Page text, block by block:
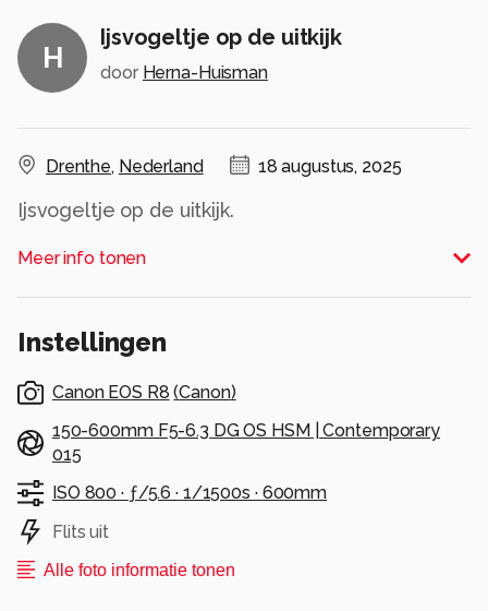
H
Ijsvogeltje op de uitkijk
door Herna-Huisman
Drenthe, Nederland 18 augustus, 2025
Ijsvogeltje op de uitkijk.
Alle rechten voorbehouden
Meer info tonen
Instellingen
Canon EOS R8 (Canon)
150-600mm F5-6.3 DG OS HSM | Contemporary
015
ISO 800 · ƒ/5.6 · 1/1500s · 600mm
Flits uit
Alle foto informatie tonen